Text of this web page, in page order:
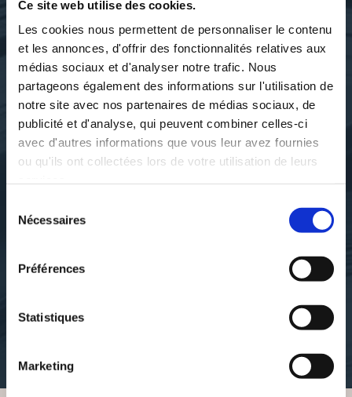
Ce site web utilise des cookies.
Les cookies nous permettent de personnaliser le contenu
et les annonces, d'offrir des fonctionnalités relatives aux
médias sociaux et d'analyser notre trafic. Nous
partageons également des informations sur l'utilisation de
notre site avec nos partenaires de médias sociaux, de
publicité et d'analyse, qui peuvent combiner celles-ci
avec d'autres informations que vous leur avez fournies
ou qu'ils ont collectées lors de votre utilisation de leurs
Nécessaires
Préférences
Statistiques
Marketing
100 CONSEILS DE VIE
ORTHODOXE
religions-spiritualite
ACATHISTIER
religions-spiritualite